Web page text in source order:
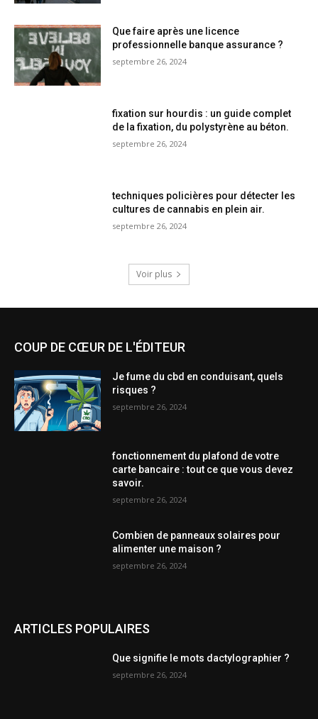
Que faire après une licence
professionnelle banque assurance ?
septembre 26, 2024
fixation sur hourdis : un guide complet
de la fixation, du polystyrène au béton.
septembre 26, 2024
techniques policières pour détecter les
cultures de cannabis en plein air.
septembre 26, 2024
Voir plus
COUP DE CŒUR DE L'ÉDITEUR
Je fume du cbd en conduisant, quels
risques ?
septembre 26, 2024
fonctionnement du plafond de votre
carte bancaire : tout ce que vous devez
savoir.
septembre 26, 2024
Combien de panneaux solaires pour
alimenter une maison ?
septembre 26, 2024
ARTICLES POPULAIRES
Que signifie le mots dactylographier ?
septembre 26, 2024